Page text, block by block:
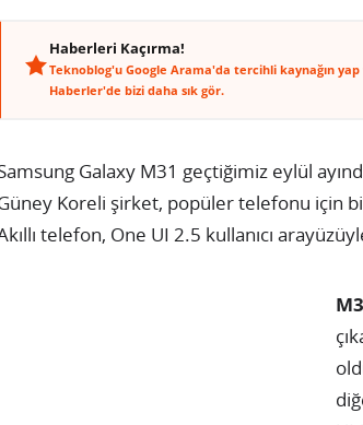
Haberleri Kaçırma!
Teknoblog'u Google Arama'da tercihli kaynağın yap
Haberler'de bizi daha sık gör.
Galaxy M31 geçtiğimiz eylül
Koreli şirket, popüler telefonu için
telefon, One UI 2.5 kullanıcı